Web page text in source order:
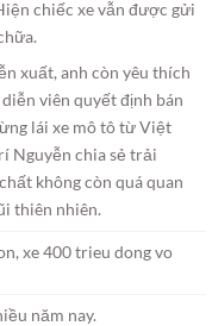
chiếc xe vẫn được gửi
xuất, anh còn yêu thích
viên quyết định bán
lái xe mô tô từ Việt
Nguyễn chia sẻ trải
không còn quá quan
thiên nhiên.
năm nay.